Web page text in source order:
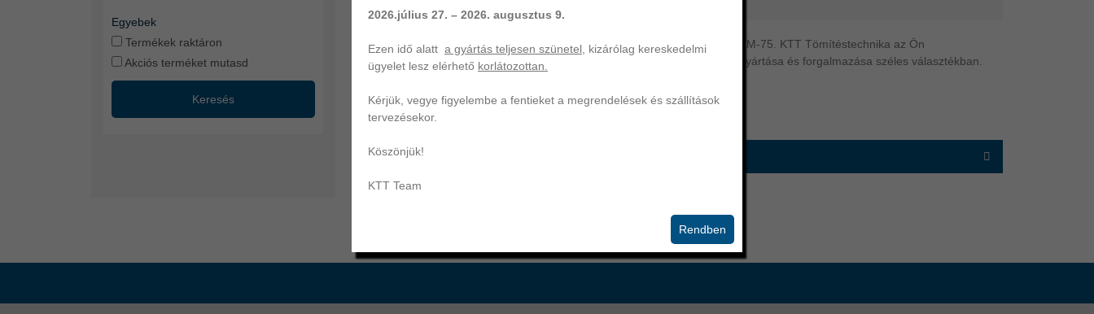
Egyebek
Termékek raktáron
Akciós terméket mutasd
Keresés
40x62x8 szimering | gumiház, porvédő nélkül (A típus - DIN 3761) | KTT | FKM-75. KTT Tömítéstechnika az Ön
professzionális partnere | O-gyűrű, szimering, hidraulika- és egyéb tömítés gyártása és forgalmazása széles választékban.
Technikai információk
A szimeringek műszaki tulajdonságai
2026.július 27. – 2026. augusztus 9.
Ezen idő alatt a gyártás teljesen szünetel , kizárólag kereskedelmi
ügyelet lesz elérhető korlátozottan.
Kérjük, vegye figyelembe a fentieket a megrendelések és szállítások
tervezésekor.
Köszönjük!
KTT Team
Rendben